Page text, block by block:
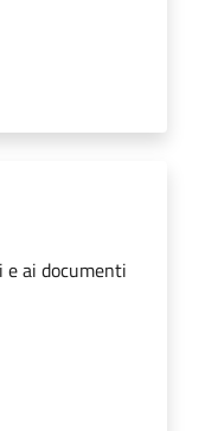
e ai documenti